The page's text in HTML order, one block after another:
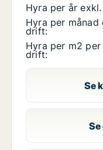
Hyra per år
Hyra per månad
drift:
Hyra per m2 per
drift:
Se
Se